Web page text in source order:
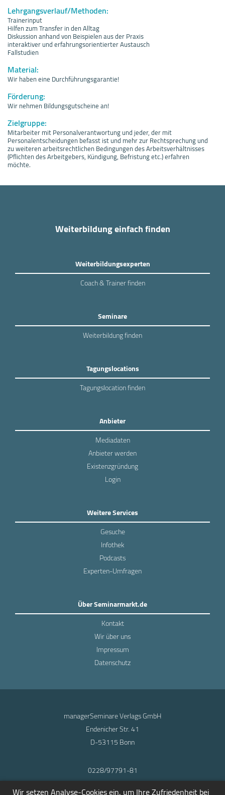
Lehrgangsverlauf/Methoden:
Trainerinput
Hilfen zum Transfer in den Alltag
Diskussion anhand von Beispielen aus der Praxis
interaktiver und erfahrungsorientierter Austausch
Fallstudien
Material:
Wir haben eine Durchführungsgarantie!
Förderung:
Wir nehmen Bildungsgutscheine an!
Zielgruppe:
Mitarbeiter mit Personalverantwortung und jeder, der mit
Personalentscheidungen befasst ist und mehr zur Rechtsprechung und
zu weiteren arbeitsrechtlichen Bedingungen des Arbeitsverhältnisses
(Pflichten des Arbeitgebers, Kündigung, Befristung etc.) erfahren
möchte.
Weiterbildung einfach finden
Weiterbildungsexperten
Coach & Trainer finden
Seminare
Weiterbildung finden
Tagungslocations
Tagungslocation finden
Anbieter
Mediadaten
Anbieter werden
Existenzgründung
Login
Weitere Services
Gesuche
Infothek
Podcasts
Experten-Umfragen
Über Seminarmarkt.de
Kontakt
Wir über uns
Impressum
Datenschutz
managerSeminare Verlags GmbH
Endenicher Str. 41
D-53115 Bonn
0228/97791-81
info@seminarmarkt.de
Wir setzen Analyse-Cookies ein, um Ihre Zufriedenheit bei